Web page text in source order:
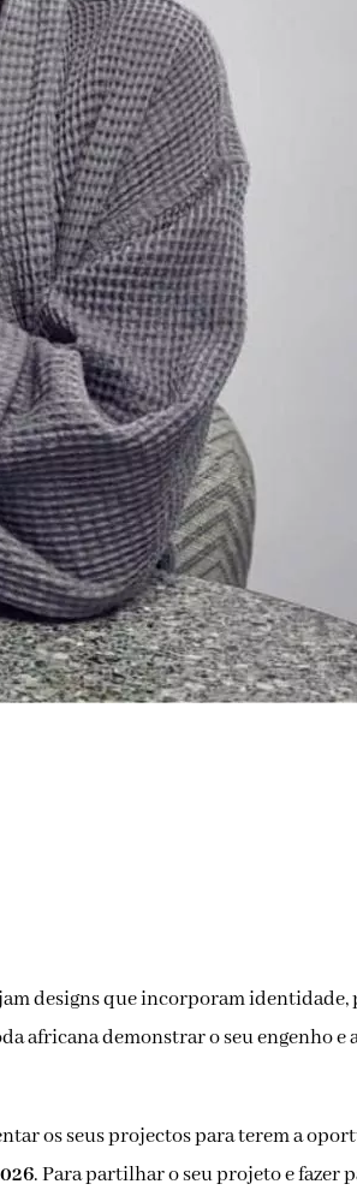
designs que incorporam identidade,
africana demonstrar o seu engenho e
os seus projectos para terem a
. Para partilhar o seu projeto e fazer